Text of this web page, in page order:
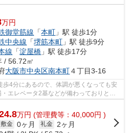
万円
御堂筋線 「本町 」駅 徒歩1分
中央線 「堺筋本町 」駅 徒歩9分
線 「淀屋橋 」駅 徒歩17分
/ 56.72㎡
大阪市中央区南本町４丁目3-16
歩4分にあるので、体調が悪くなっても安
エレベータ2基などが備わっておりとて
ある...
万円 (管理費等：40,000円 )
敷金 0ヶ月 礼金
2ヶ月